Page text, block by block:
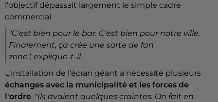
l'objectif dépassait largement le simple cadre
commercial.
"C'est bien pour le bar. C'est bien pour notre ville.
Finalement, ça crée une sorte de fan
zone", explique-t-il.
L'installation de l'écran géant a nécessité plusieurs
échanges avec la municipalité et les forces de
l'ordre. "Ils avaient quelques craintes. On fait en